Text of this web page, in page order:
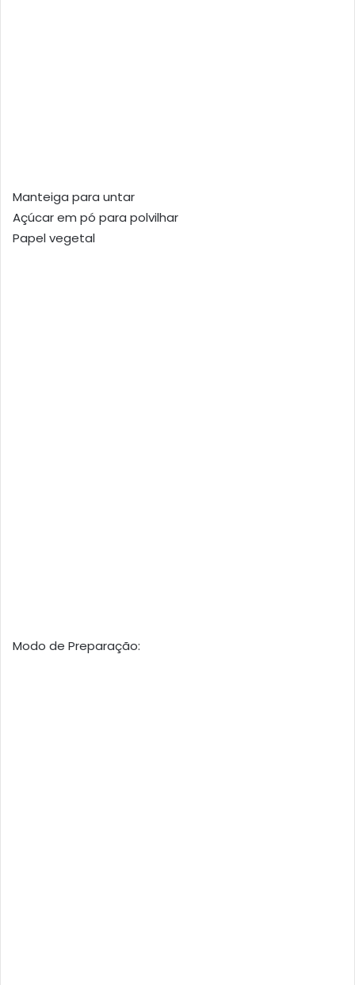
Manteiga para untar
Açúcar em pó para polvilhar
Papel vegetal
Modo de Preparação: